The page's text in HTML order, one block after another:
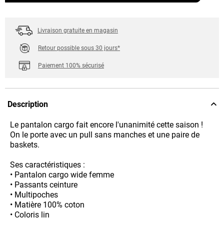
Livraison gratuite en magasin
Retour possible sous 30 jours*
Paiement 100% sécurisé
Description
Le pantalon cargo fait encore l'unanimité cette saison !
On le porte avec un pull sans manches et une paire de
baskets.
Ses caractéristiques :
• Pantalon cargo wide femme
• Passants ceinture
• Multipoches
• Matière 100% coton
• Coloris lin